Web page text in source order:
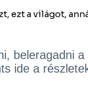
ezt a világot,
beleragadni
ide a